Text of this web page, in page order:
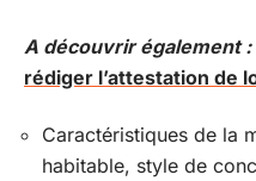
A découvrir également :
rédiger l’attestation de
Caractéristiques de la
habitable, style de